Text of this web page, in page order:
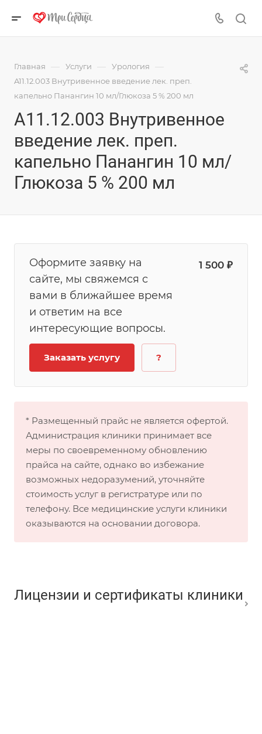
Главная — Услуги — Урология —
A11.12.003 Внутривенное введение лек. преп.
капельно Панангин 10 мл/Глюкоза 5 % 200 мл
A11.12.003 Внутривенное
введение лек. преп.
капельно Панангин 10 мл/
Глюкоза 5 % 200 мл
Оформите заявку на
сайте, мы свяжемся с
вами в ближайшее время
и ответим на все
интересующие вопросы.
1 500 ₽
Заказать услугу ?
* Размещенный прайс не является офертой.
Администрация клиники принимает все
меры по своевременному обновлению
прайса на сайте, однако во избежание
возможных недоразумений, уточняйте
стоимость услуг в регистратуре или по
телефону. Все медицинские услуги клиники
оказываются на основании договора.
Лицензии и сертификаты клиники